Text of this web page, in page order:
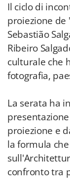
Il ciclo di
proiezione de
Sebastião
Ribeiro
culturale che
fotografia,
La serata ha
proiezione e
la formula
confronto tra